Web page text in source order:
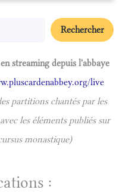
Rechercher
streaming depuis l'abbaye
live
partitions chantés par les
les éléments publiés sur
monastique)
: